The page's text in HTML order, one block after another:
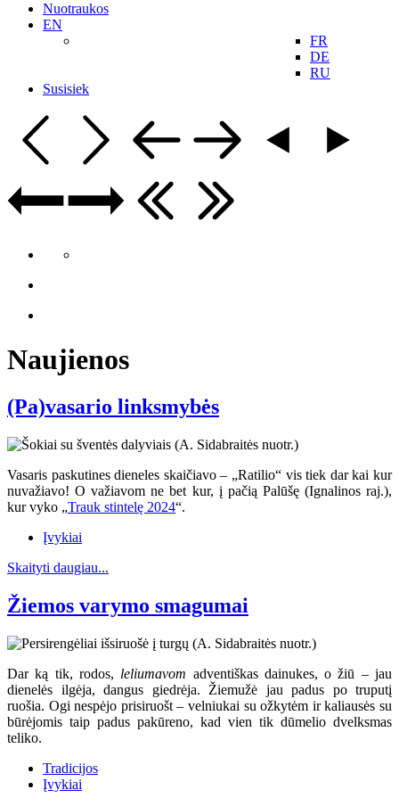
Nuotraukos
EN
FR
DE
RU
Susisiek
Naujienos
(Pa)vasario linksmybės
Vasaris paskutines dieneles skaičiavo – „Ratilio“ vis tiek dar kai kur
nuvažiavo! O važiavom ne bet kur, į pačią Palūšę (Ignalinos raj.),
kur vyko „Trauk stintelę 2024“.
Įvykiai
Skaityti daugiau...
Žiemos varymo smagumai
Dar ką tik, rodos, leliumavom adventiškas dainukes, o žiū – jau
dienelės ilgėja, dangus giedrėja. Žiemužė jau padus po truputį
ruošia. Ogi nespėjo prisiruošt – velniukai su ožkytėm ir kaliausės su
būrėjomis taip padus pakūreno, kad vien tik dūmelio dvelksmas
teliko.
Tradicijos
Įvykiai